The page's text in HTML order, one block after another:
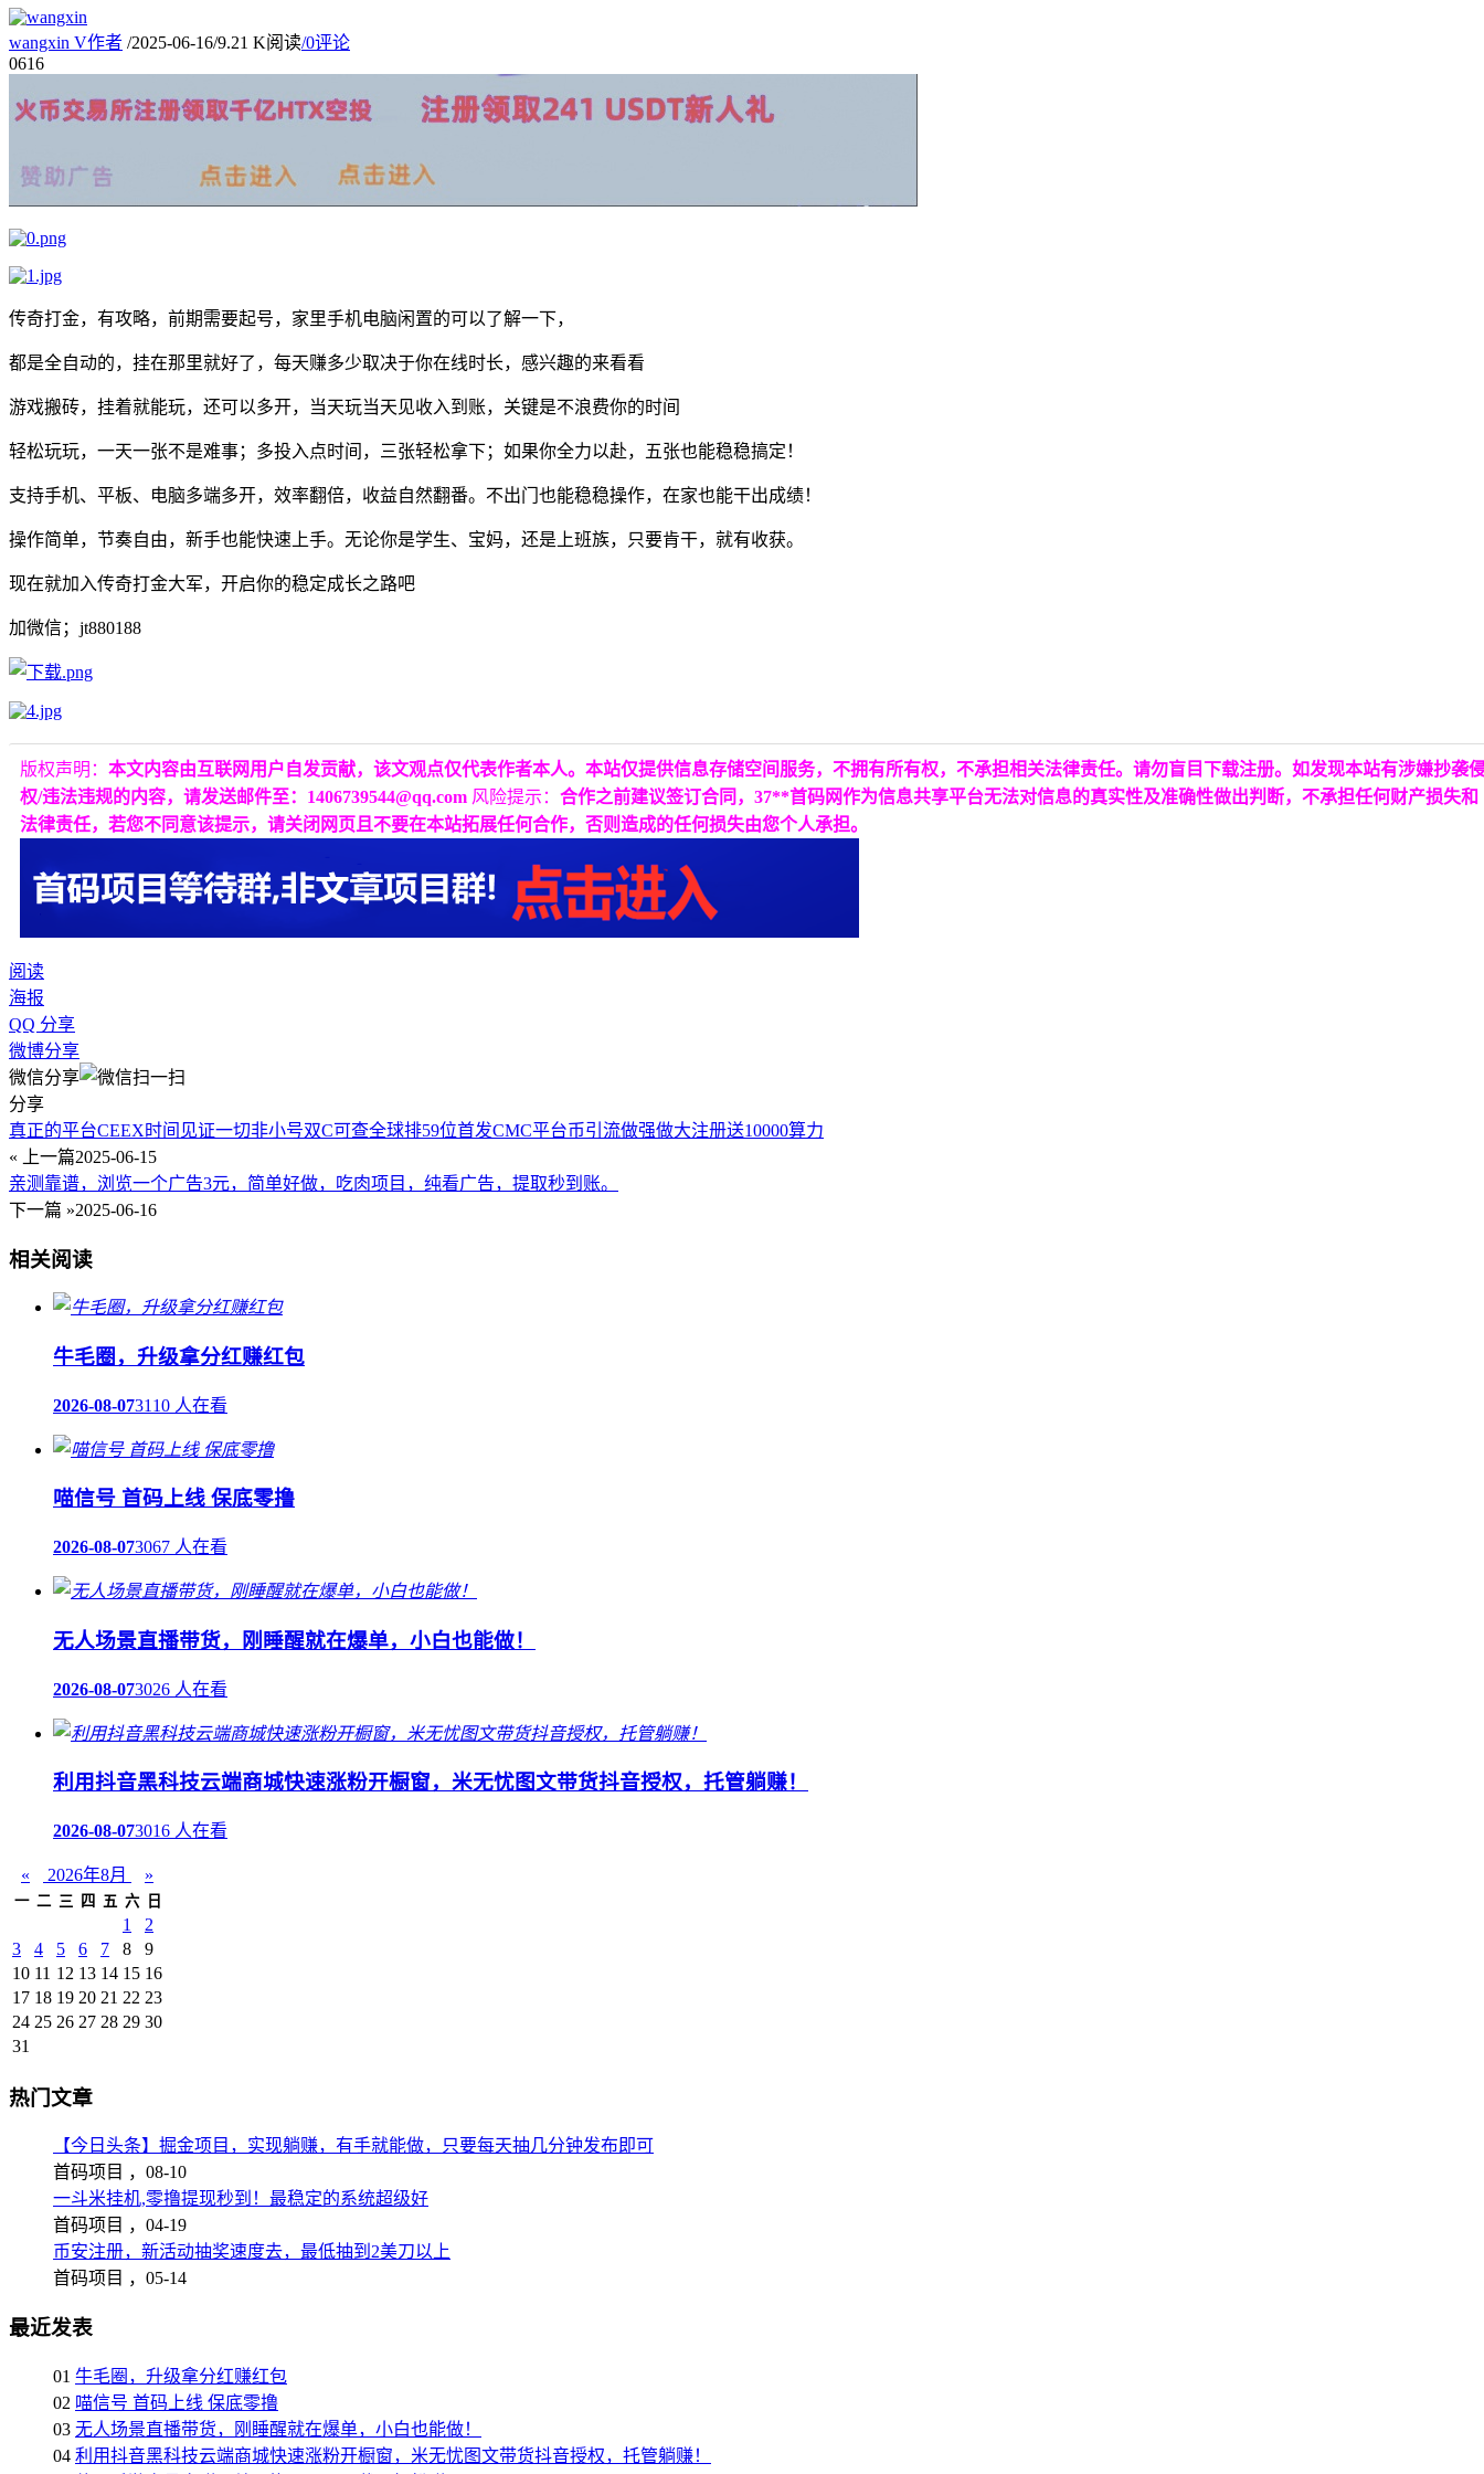
wangxin V作者 /2025-06-16/9.21 K阅读/0评论
0616
传奇打金，有攻略，前期需要起号，家里手机电脑闲置的可以了解一下，
都是全自动的，挂在那里就好了，每天赚多少取决于你在线时长，感兴趣的来看看
游戏搬砖，挂着就能玩，还可以多开，当天玩当天见收入到账，关键是不浪费你的时间
轻松玩玩，一天一张不是难事；多投入点时间，三张轻松拿下；如果你全力以赴，五张也能稳稳搞定！
支持手机、平板、电脑多端多开，效率翻倍，收益自然翻番。不出门也能稳稳操作，在家也能干出成绩！
操作简单，节奏自由，新手也能快速上手。无论你是学生、宝妈，还是上班族，只要肯干，就有收获。
现在就加入传奇打金大军，开启你的稳定成长之路吧
加微信；jt880188
版权声明： 本文内容由互联网用户自发贡献，该文观点仅代表作者本人。本站仅提供信息存储空间服务，不拥有所有权，不承担相关法律责任。请勿盲目下载注册。如发现本站有涉嫌抄袭
权/违法违规的内容，请发送邮件至：1406739544@qq.com 风险提示： 合作之前建议签订合同，37**首码网作为信息共享平台无法对信息的真实性及准确性做出判断，不承担任何财产损失和
法律责任，若您不同意该提示，请关闭网页且不要在本站拓展任何合作，否则造成的任何损失由您个人承担。
阅读
海报
QQ 分享
微博分享
微信分享
分享
真正的平台CEEX时间见证一切非小号双C可查全球排59位首发CMC平台币引流做强做大注册送10000算力
« 上一篇2025-06-15
亲测靠谱，浏览一个广告3元，简单好做，吃肉项目，纯看广告，提取秒到账。
下一篇 »2025-06-16
相关阅读
牛毛圈，升级拿分红赚红包
2026-08-073110 人在看
喵信号 首码上线 保底零撸
2026-08-073067 人在看
无人场景直播带货，刚睡醒就在爆单，小白也能做！
2026-08-073026 人在看
利用抖音黑科技云端商城快速涨粉开橱窗，米无忧图文带货抖音授权，托管躺赚！
2026-08-073016 人在看
« 2026年8月 »
一 二 三 四 五 六 日
1
2
3
4 5 6 7 8
9
10 11 12 13 14 15 16
17 18 19 20 21 22 23
24 25 26 27 28 29 30
31
热门文章
【今日头条】掘金项目，实现躺赚，有手就能做，只要每天抽几分钟发布即可
首码项目 ， 08-10
一斗米挂机,零撸提现秒到！最稳定的系统超级好
首码项目 ， 04-19
币安注册，新活动抽奖速度去，最低抽到2美刀以上
首码项目 ， 05-14
最近发表
01 牛毛圈，升级拿分红赚红包
02 喵信号 首码上线 保底零撸
03 无人场景直播带货，刚睡醒就在爆单，小白也能做！
04 利用抖音黑科技云端商城快速涨粉开橱窗，米无忧图文带货抖音授权，托管躺赚！